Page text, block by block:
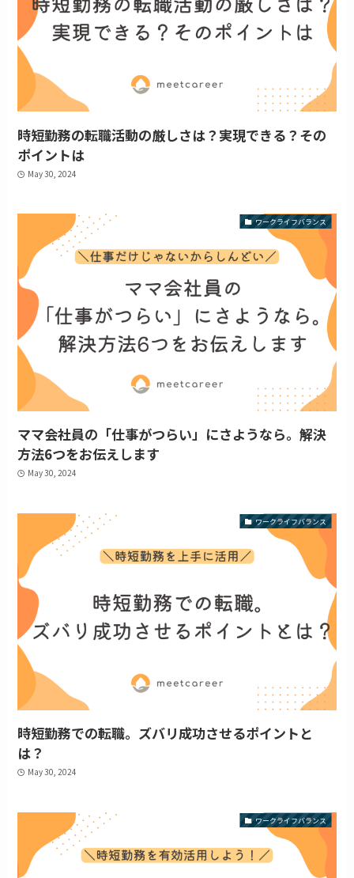
時短勤務の転職活動の厳しさは？実現できる？その
ポイントは
May 30, 2024
ワークライフバランス
ママ会社員の「仕事がつらい」にさようなら。解決
方法6つをお伝えします
May 30, 2024
ワークライフバランス
時短勤務での転職。ズバリ成功させるポイントと
は？
May 30, 2024
ワークライフバランス